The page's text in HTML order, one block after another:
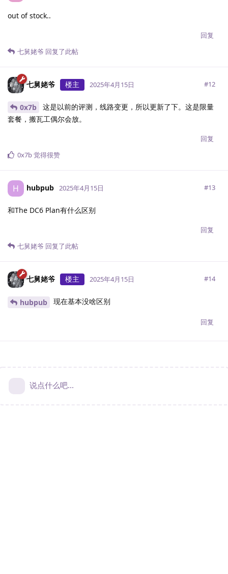
out of stock..
回复
七舅姥爷 回复了此帖
七舅姥爷 楼主 2025年4月15日 #12
0x7b
这是以前的评测，线路变更，所以更新了下。这是限量
套餐，搬瓦工偶尔会放。
回复
0x7b觉得很赞
H hubpub 2025年4月15日 #13
和The DC6 Plan有什么区别
回复
七舅姥爷 回复了此帖
七舅姥爷 楼主 2025年4月15日 #14
hubpub 现在基本没啥区别
回复
说点什么吧...